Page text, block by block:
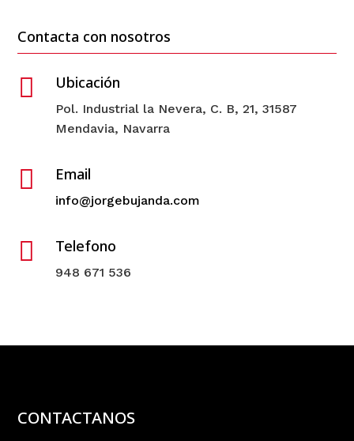
Contacta con nosotros
 Ubicación
Pol. Industrial la Nevera, C. B, 21, 31587
Mendavia, Navarra
 Email
info@jorgebujanda.com
 Telefono
948 671 536
CONTACTANOS